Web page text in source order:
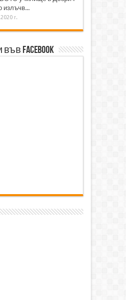
излъчв...
г.
Facebook